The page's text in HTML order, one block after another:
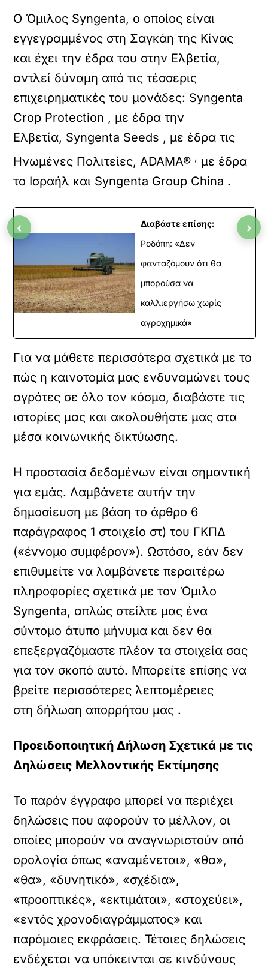
Ο Όμιλος Syngenta, ο οποίος είναι
εγγεγραμμένος στη Σαγκάη της Κίνας
και έχει την έδρα του στην Ελβετία,
αντλεί δύναμη από τις τέσσερις
επιχειρηματικές του μονάδες: Syngenta
Crop Protection , με έδρα την
Ελβετία, Syngenta Seeds , με έδρα τις
Ηνωμένες Πολιτείες, ADAMA® , με έδρα
το Ισραήλ και Syngenta Group China .
Διαβάστε επίσης:
Ροδόπη: «Δεν
φανταζόμουν ότι θα
μπορούσα να
καλλιεργήσω χωρίς
αγροχημικά»
Για να μάθετε περισσότερα σχετικά με το
πώς η καινοτομία μας ενδυναμώνει τους
αγρότες σε όλο τον κόσμο, διαβάστε τις
ιστορίες μας και ακολουθήστε μας στα
μέσα κοινωνικής δικτύωσης.
Η προστασία δεδομένων είναι σημαντική
για εμάς. Λαμβάνετε αυτήν την
δημοσίευση με βάση το άρθρο 6
παράγραφος 1 στοιχείο στ) του ΓΚΠΔ
(«έννομο συμφέρον»). Ωστόσο, εάν δεν
επιθυμείτε να λαμβάνετε περαιτέρω
πληροφορίες σχετικά με τον Όμιλο
Syngenta, απλώς στείλτε μας ένα
σύντομο άτυπο μήνυμα και δεν θα
επεξεργαζόμαστε πλέον τα στοιχεία σας
για τον σκοπό αυτό. Μπορείτε επίσης να
βρείτε περισσότερες λεπτομέρειες
στη δήλωση απορρήτου μας .
Προειδοποιητική Δήλωση Σχετικά με τις
Δηλώσεις Μελλοντικής Εκτίμησης
Το παρόν έγγραφο μπορεί να περιέχει
δηλώσεις που αφορούν το μέλλον, οι
οποίες μπορούν να αναγνωριστούν από
ορολογία όπως «αναμένεται», «θα»,
«θα», «δυνητικό», «σχέδια»,
«προοπτικές», «εκτιμάται», «στοχεύει»,
«εντός χρονοδιαγράμματος» και
παρόμοιες εκφράσεις. Τέτοιες δηλώσεις
ενδέχεται να υπόκεινται σε κινδύνους
‹ ›